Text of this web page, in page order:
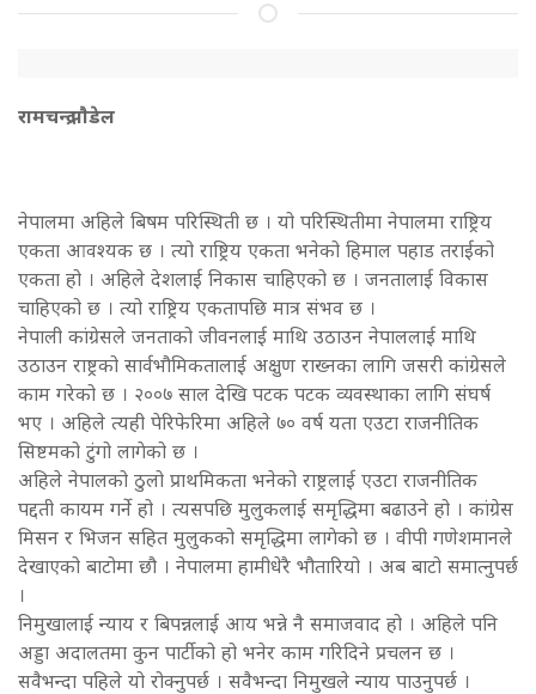
रामचन्द्र पाैडेल
नेपालमा अहिले बिषम परिस्थिती छ । यो परिस्थितीमा नेपालमा राष्ट्रिय
एकता आवश्यक छ । त्यो राष्ट्रिय एकता भनेको हिमाल पहाड तराईको
एकता हो । अहिले देशलाई निकास चाहिएको छ । जनतालाई विकास
चाहिएको छ । त्यो राष्ट्रिय एकतापछि मात्र संभव छ ।
नेपाली कांग्रेसले जनताको जीवनलाई माथि उठाउन नेपाललाई माथि
उठाउन राष्ट्रको सार्वभौमिकतालाई अक्षुण राख्नका लागि जसरी कांग्रेसले
काम गरेको छ । २००७ साल देखि पटक पटक व्यवस्थाका लागि संघर्ष
भए । अहिले त्यही पेरिफेरिमा अहिले ७० वर्ष यता एउटा राजनीतिक
सिष्टमको टुंगो लागेको छ ।
अहिले नेपालको ठुलो प्राथमिकता भनेको राष्ट्रलाई एउटा राजनीतिक
पद्दती कायम गर्ने हो । त्यसपछि मुलुकलाई समृद्धिमा बढाउने हो । कांग्रेस
मिसन र भिजन सहित मुलुकको समृद्धिमा लागेको छ । वीपी गणेशमानले
देखाएको बाटोमा छौ । नेपालमा हामीधेरै भौतारियो । अब बाटो समात्नुपर्छ
।
निमुखालाई न्याय र बिपन्नलाई आय भन्ने नै समाजवाद हो । अहिले पनि
अड्डा अदालतमा कुन पार्टीको हो भनेर काम गरिदिने प्रचलन छ ।
सवैभन्दा पहिले यो रोक्नुपर्छ । सवैभन्दा निमुखले न्याय पाउनुपर्छ ।